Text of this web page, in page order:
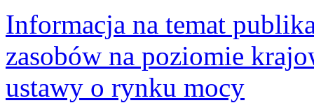
Informacja na temat
zasobów na poziomie
ustawy o rynku mocy